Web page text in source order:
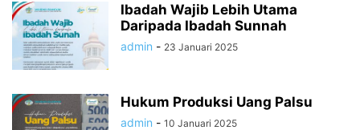
Ibadah Wajib Lebih Utama
Daripada Ibadah Sunnah
admin - 23 Januari 2025
Hukum Produksi Uang Palsu
admin - 10 Januari 2025